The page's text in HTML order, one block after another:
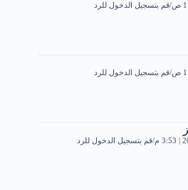
قم بتسجيل الدخول للرد
قم بتسجيل الدخول للرد
قم بتسجيل الدخول للرد